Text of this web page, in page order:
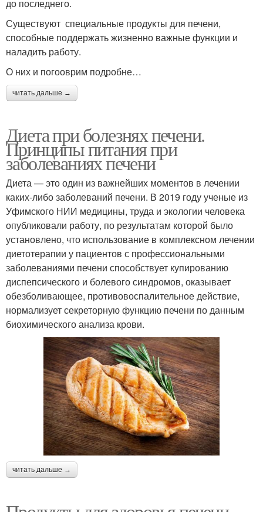
до последнего.
Существуют специальные продукты для печени,
способные поддержать жизненно важные функции и
наладить работу.
О них и погооврим подробне…
читать дальше →
Диета при болезнях печени.
Принципы питания при
заболеваниях печени
Диета — это один из важнейших моментов в лечении
каких-либо заболеваний печени. В 2019 году ученые из
Уфимского НИИ медицины, труда и экологии человека
опубликовали работу, по результатам которой было
установлено, что использование в комплексном лечении
диетотерапии у пациентов с профессиональными
заболеваниями печени способствует купированию
диспепсического и болевого синдромов, оказывает
обезболивающее, противовоспалительное действие,
нормализует секреторную функцию печени по данным
биохимического анализа крови.
читать дальше →